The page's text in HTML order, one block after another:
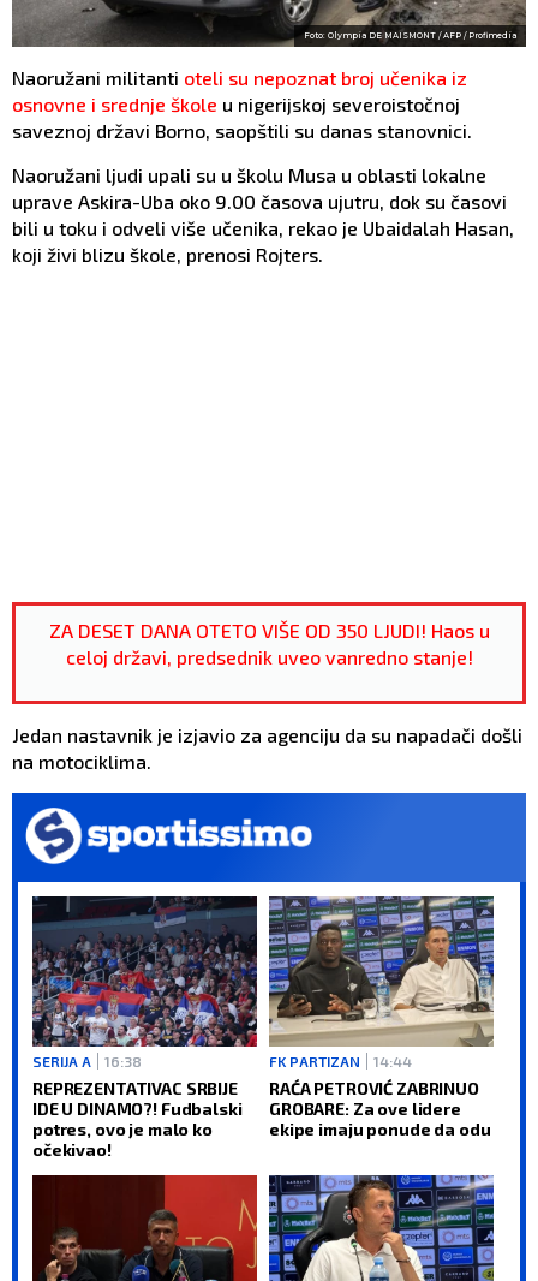
Foto: Olympia DE MAISMONT / AFP / Profimedia
Naoružani militanti oteli su nepoznat broj učenika iz
osnovne i srednje škole u nigerijskoj severoistočnoj
saveznoj državi Borno, saopštili su danas stanovnici.
Naoružani ljudi upali su u školu Musa u oblasti lokalne
uprave Askira-Uba oko 9.00 časova ujutru, dok su časovi
bili u toku i odveli više učenika, rekao je Ubaidalah Hasan,
koji živi blizu škole, prenosi Rojters.
ZA DESET DANA OTETO VIŠE OD 350 LJUDI! Haos u
celoj državi, predsednik uveo vanredno stanje!
Jedan nastavnik je izjavio za agenciju da su napadači došli
na motociklima.
SERIJA A 16:38
REPREZENTATIVAC SRBIJE
IDE U DINAMO?! Fudbalski
potres, ovo je malo ko
očekivao!
FK PARTIZAN 14:44
RAĆA PETROVIĆ ZABRINUO
GROBARE: Za ove lidere
ekipe imaju ponude da odu